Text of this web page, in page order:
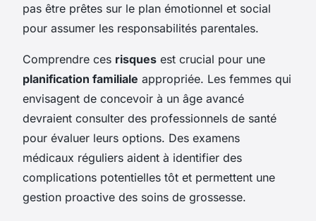
pas être prêtes sur le plan émotionnel et social
pour assumer les responsabilités parentales.
Comprendre ces risques est crucial pour une
planification familiale appropriée. Les femmes qui
envisagent de concevoir à un âge avancé
devraient consulter des professionnels de santé
pour évaluer leurs options. Des examens
médicaux réguliers aident à identifier des
complications potentielles tôt et permettent une
gestion proactive des soins de grossesse.